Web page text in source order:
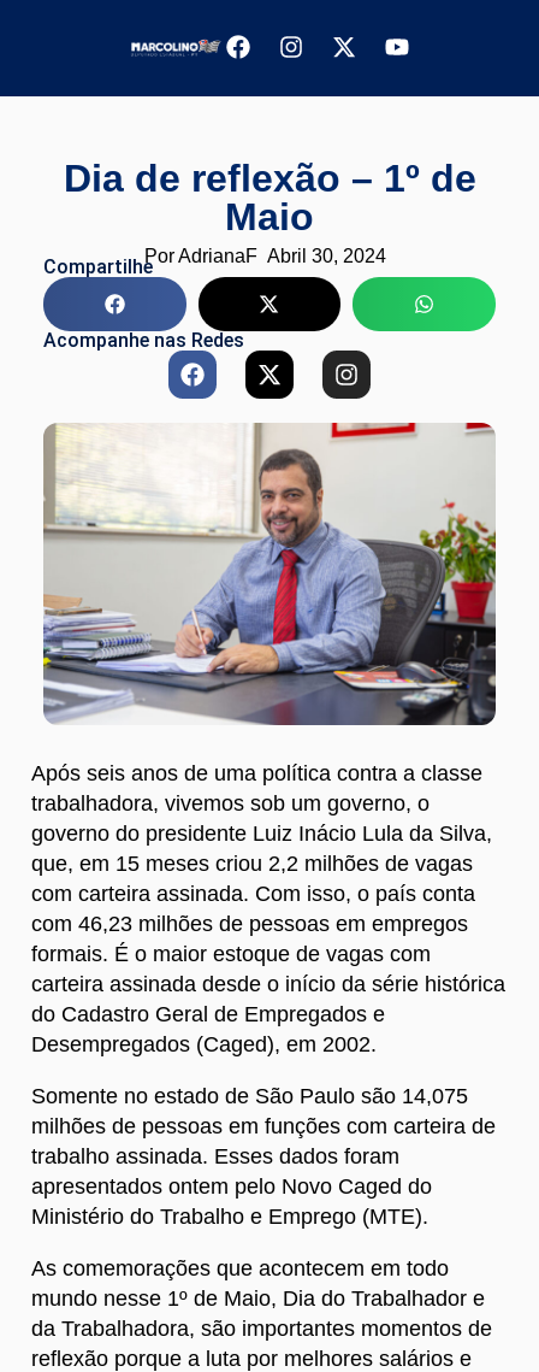
Dia de reflexão – 1º de
Maio
PorAdrianaF Abril 30, 2024
Compartilhe
Acompanhe nas Redes
Após seis anos de uma política contra a classe
trabalhadora, vivemos sob um governo, o
governo do presidente Luiz Inácio Lula da Silva,
que, em 15 meses criou 2,2 milhões de vagas
com carteira assinada. Com isso, o país conta
com 46,23 milhões de pessoas em empregos
formais. É o maior estoque de vagas com
carteira assinada desde o início da série histórica
do Cadastro Geral de Empregados e
Desempregados (Caged), em 2002.
Somente no estado de São Paulo são 14,075
milhões de pessoas em funções com carteira de
trabalho assinada. Esses dados foram
apresentados ontem pelo Novo Caged do
Ministério do Trabalho e Emprego (MTE).
As comemorações que acontecem em todo
mundo nesse 1º de Maio, Dia do Trabalhador e
da Trabalhadora, são importantes momentos de
reflexão porque a luta por melhores salários e